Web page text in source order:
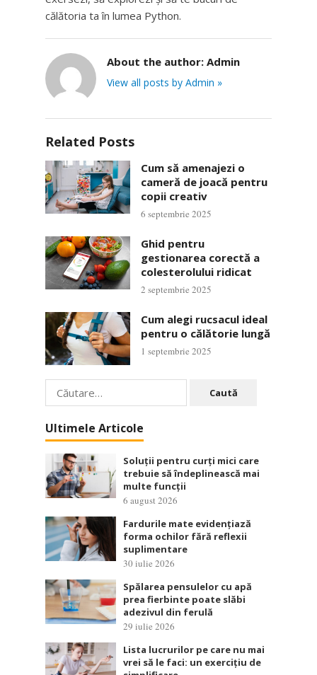
călătoria ta în lumea Python.
About the author: Admin
View all posts by Admin »
Related Posts
Cum să amenajezi o
cameră de joacă pentru
copii creativ
6 septembrie 2025
Ghid pentru
gestionarea corectă a
colesterolului ridicat
2 septembrie 2025
Cum alegi rucsacul ideal
pentru o călătorie lungă
1 septembrie 2025
Caută
după:
Ultimele Articole
Soluții pentru curți mici care
trebuie să îndeplinească mai
multe funcții
6 august 2026
Fardurile mate evidențiază
forma ochilor fără reflexii
suplimentare
30 iulie 2026
Spălarea pensulelor cu apă
prea fierbinte poate slăbi
adezivul din ferulă
29 iulie 2026
Lista lucrurilor pe care nu mai
vrei să le faci: un exercițiu de